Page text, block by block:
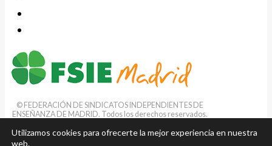
© FEDERACIÓN DE SINDICATOS INDEPENDIENTES DE
ENSEÑANZA DE MADRID. Todos los derechos reservados.
Fax: 91 554 88 94 · E-mail:fsie.madrid@fsie.es·Aviso
Utilizamos cookies para ofrecerte la mejor experiencia en nuestra
web.